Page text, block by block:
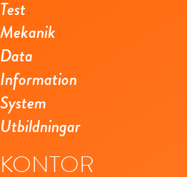
Test
Mekanik
Data
Information
System
Utbildningar
KONTOR